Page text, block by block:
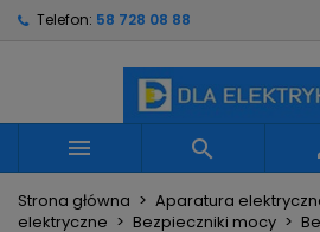
Telefon: 58 728 08 88
 
Strona główna Aparatura
elektryczne
Bezpieczniki mocy
Utwórz nową listę
Nazwa listy życzeń
Musisz być zalogowany by
swojej liście życzeń.